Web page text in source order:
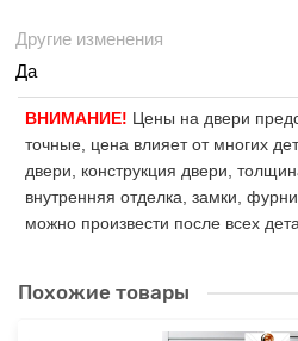
Другие
Да
ВНИМАНИЕ! Цены на двери
точные, цена влияет от многих
двери, конструкция двери,
внутренняя отделка, замки,
можно произвести после всех
Похожие товары